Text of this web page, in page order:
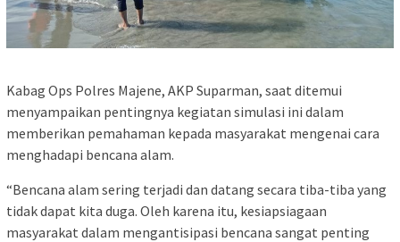
Kabag Ops Polres Majene, AKP Suparman, saat ditemui
menyampaikan pentingnya kegiatan simulasi ini dalam
memberikan pemahaman kepada masyarakat mengenai cara
menghadapi bencana alam.
“Bencana alam sering terjadi dan datang secara tiba-tiba yang
tidak dapat kita duga. Oleh karena itu, kesiapsiagaan
masyarakat dalam mengantisipasi bencana sangat penting